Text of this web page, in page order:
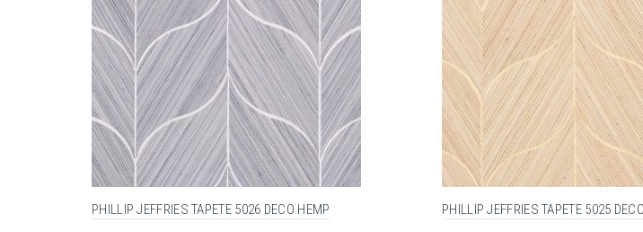
PHILLIP JEFFRIES TAPETE 5026 DECO HEMP PHILLIP JEFFRIES TAPETE 5025